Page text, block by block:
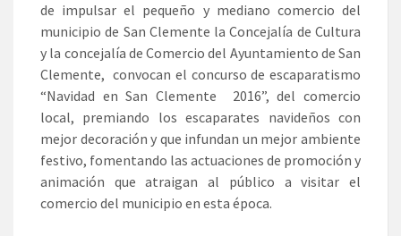
de impulsar el pequeño y mediano comercio del
municipio de San Clemente la Concejalía de Cultura
y la concejalía de Comercio del Ayuntamiento de San
Clemente, convocan el concurso de escaparatismo
“Navidad en San Clemente 2016”, del comercio
local, premiando los escaparates navideños con
mejor decoración y que infundan un mejor ambiente
festivo, fomentando las actuaciones de promoción y
animación que atraigan al público a visitar el
comercio del municipio en esta época.